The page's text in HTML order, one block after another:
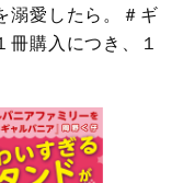
溺愛したら。＃ギ
冊購入につき、１